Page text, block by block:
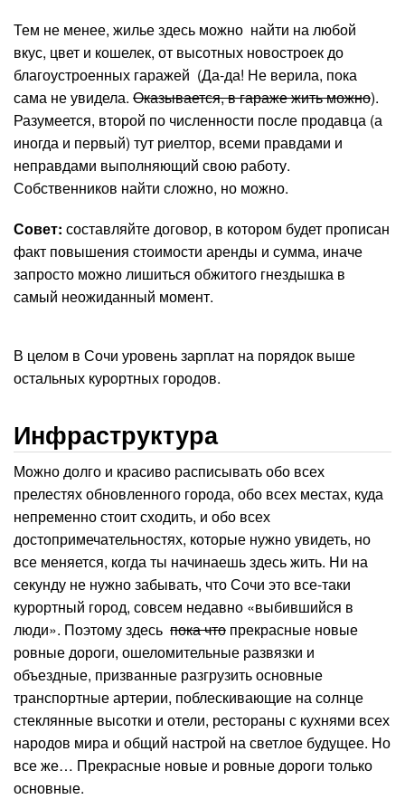
Тем не менее, жилье здесь можно найти на любой
вкус, цвет и кошелек, от высотных новостроек до
благоустроенных гаражей (Да-да! Не верила, пока
сама не увидела. Оказывается, в гараже жить можно).
Разумеется, второй по численности после продавца (а
иногда и первый) тут риелтор, всеми правдами и
неправдами выполняющий свою работу.
Собственников найти сложно, но можно.
Совет: составляйте договор, в котором будет прописан
факт повышения стоимости аренды и сумма, иначе
запросто можно лишиться обжитого гнездышка в
самый неожиданный момент.
В целом в Сочи уровень зарплат на порядок выше
остальных курортных городов.
Инфраструктура
Можно долго и красиво расписывать обо всех
прелестях обновленного города, обо всех местах, куда
непременно стоит сходить, и обо всех
достопримечательностях, которые нужно увидеть, но
все меняется, когда ты начинаешь здесь жить. Ни на
секунду не нужно забывать, что Сочи это все-таки
курортный город, совсем недавно «выбившийся в
люди». Поэтому здесь пока что прекрасные новые
ровные дороги, ошеломительные развязки и
объездные, призванные разгрузить основные
транспортные артерии, поблескивающие на солнце
стеклянные высотки и отели, рестораны с кухнями всех
народов мира и общий настрой на светлое будущее. Но
все же… Прекрасные новые и ровные дороги только
основные.